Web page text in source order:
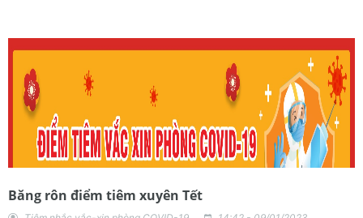
Băng rôn điểm tiêm xuyên Tết